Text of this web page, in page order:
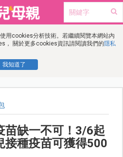
用cookies分析技術。若繼續閱覽本網站內
， 關於更多cookies資訊請閱讀我們的隱私
我知道了
苗缺一不可！3/6起
接種疫苗可獲得500